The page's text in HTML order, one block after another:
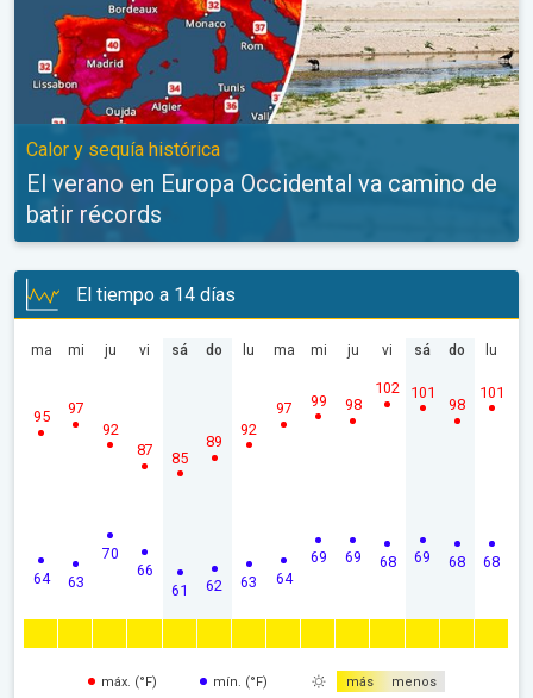
Calor y sequía histórica
El verano en Europa Occidental va camino de
batir récords
El tiempo a 14 días
ma
64
95
mi
63
97
ju
70
92
vi
66
87
sá
61
85
do
62
89
lu
63
92
ma
64
97
mi
69
99
ju
69
98
vi
68
102
sá
69
101
do
68
98
lu
68
101
máx. (°F) mín. (°F) más menos